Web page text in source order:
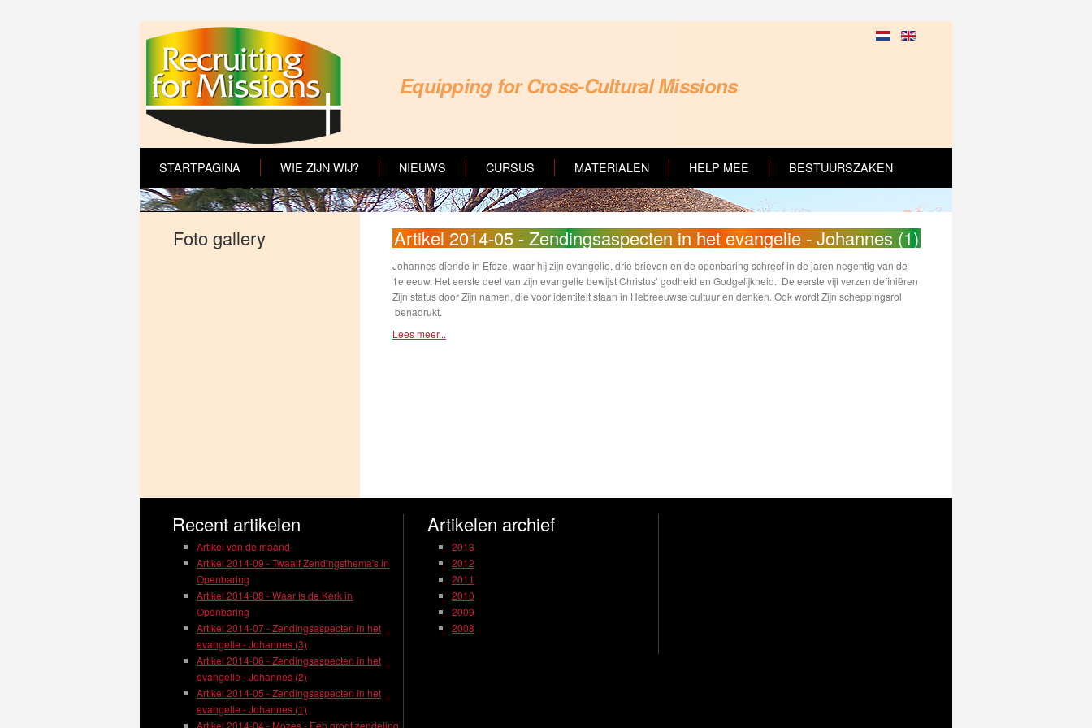
Equipping for Cross-Cultural Missions
STARTPAGINA WIE ZIJN WIJ? NIEUWS CURSUS MATERIALEN HELP MEE BESTUURSZAKEN
Foto gallery Artikel 2014-05 - Zendingsaspecten in het evangelie - Johannes (1)
Johannes diende in Efeze, waar hij zijn evangelie, drie brieven en de openbaring schreef in de jaren negentig van de
1e eeuw. Het eerste deel van zijn evangelie bewijst Christus’ godheid en Godgelijkheid. De eerste vijf verzen definiëren
Zijn status door Zijn namen, die voor identiteit staan in Hebreeuwse cultuur en denken. Ook wordt Zijn scheppingsrol
benadrukt.
Lees meer...
Recent artikelen
Artikel van de maand
Artikel 2014-09 - Twaalf Zendingsthema's in
Openbaring
Artikel 2014-08 - Waar is de Kerk in
Openbaring
Artikel 2014-07 - Zendingsaspecten in het
evangelie - Johannes (3)
Artikel 2014-06 - Zendingsaspecten in het
evangelie - Johannes (2)
Artikel 2014-05 - Zendingsaspecten in het
evangelie - Johannes (1)
Artikel 2014-04 - Mozes - Een groot zendeling
Artikelen archief
2013
2012
2011
2010
2009
2008